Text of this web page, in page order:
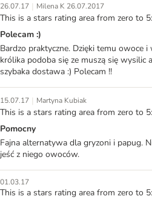
26.07.17 | Milena K 26.07.2017
This is a stars rating area from zero to
Polecam :)
Bardzo praktyczne. Dzięki temu owoce
królika podoba się ze muszą się wysilic
szybaka dostawa :) Polecam !!
15.07.17 | Martyna Kubiak
This is a stars rating area from zero to
Pomocny
Fajna alternatywa dla gryzoni i papug.
jeść z niego owoców.
01.03.17
This is a stars rating area from zero to